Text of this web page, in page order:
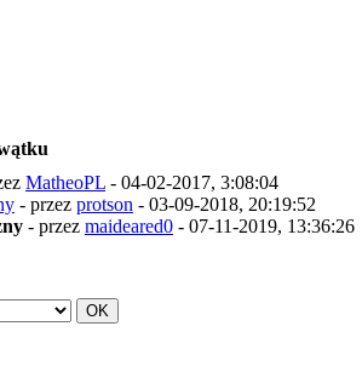
MatheoPL - 04-02-2017, 3:08:04
- przez protson - 03-09-2018, 20:19:52
- przez maideared0 - 07-11-2019, 13:36:26